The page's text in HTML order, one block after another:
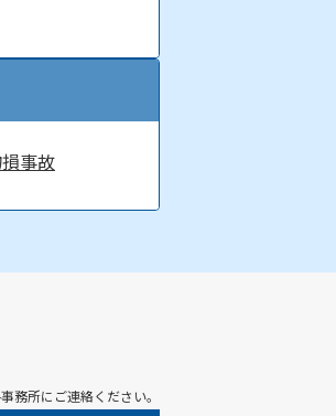
事故
務所にご連絡ください。